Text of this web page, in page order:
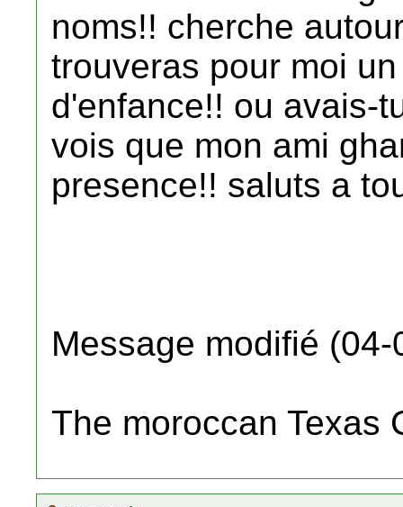
noms!! cherche
trouveras pour moi
d'enfance!! ou avais-
vois que mon ami
presence!! saluts a
Message modifié
The moroccan Texas